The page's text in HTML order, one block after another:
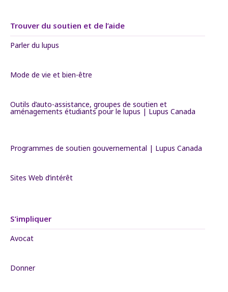
Trouver du soutien et de l’aide
Parler du lupus
Mode de vie et bien-être
Outils d’auto-assistance, groupes de soutien et
aménagements étudiants pour le lupus | Lupus Canada
Programmes de soutien gouvernemental | Lupus Canada
Sites Web d’intérêt
S’impliquer
Avocat
Donner